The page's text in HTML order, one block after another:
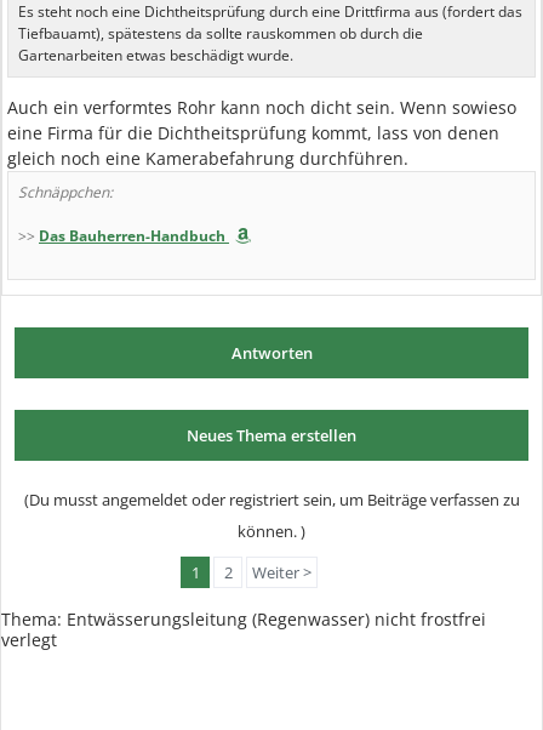
Es steht noch eine Dichtheitsprüfung durch eine Drittfirma aus (fordert das
Tiefbauamt), spätestens da sollte rauskommen ob durch die
Gartenarbeiten etwas beschädigt wurde.
Auch ein verformtes Rohr kann noch dicht sein. Wenn sowieso
eine Firma für die Dichtheitsprüfung kommt, lass von denen
gleich noch eine Kamerabefahrung durchführen.
Schnäppchen:
>> Das Bauherren-Handbuch
Antworten
Neues Thema erstellen
(Du musst angemeldet oder registriert sein, um Beiträge verfassen zu
können. )
1
2 Weiter >
Thema: Entwässerungsleitung (Regenwasser) nicht frostfrei
verlegt